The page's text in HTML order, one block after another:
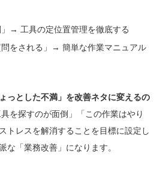
」→ 工具の定位置管理を徹底する
問をされる」→簡単な作業マニュアル
っとした不満」を改善ネタに変えるの
具を探すのが面倒」「この作業はやり
トレスを解消することを目標に設定し
な「業務改善」になります。